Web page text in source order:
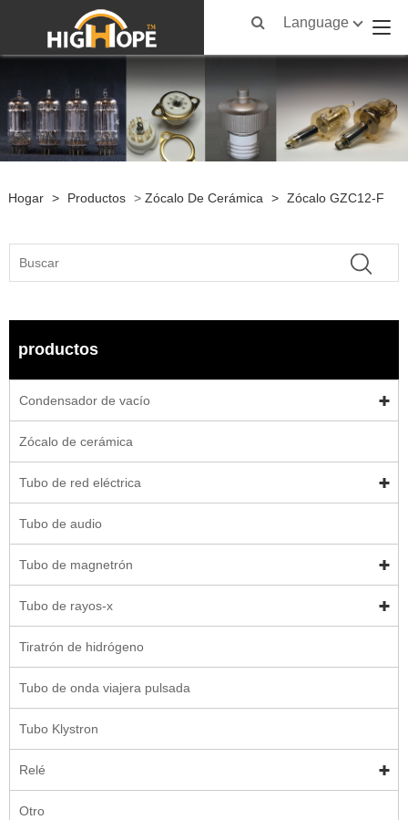
Language
Hogar > Productos > Zócalo De Cerámica > Zócalo GZC12-F
productos
Condensador de vacío
Zócalo de cerámica
Tubo de red eléctrica
Tubo de audio
Tubo de magnetrón
Tubo de rayos-x
Tiratrón de hidrógeno
Tubo de onda viajera pulsada
Tubo Klystron
Relé
Otro